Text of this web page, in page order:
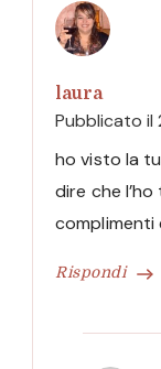
laura
Pubblicato il
Rispondi
ho visto la
dire che
complimenti